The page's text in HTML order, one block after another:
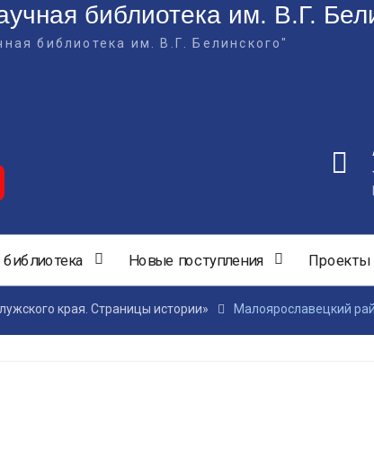
библиотека им. В.Г.
библиотека им. В.Г. Белинского"
Новые поступления Проекты
края. Страницы истории» Малоярославецкий